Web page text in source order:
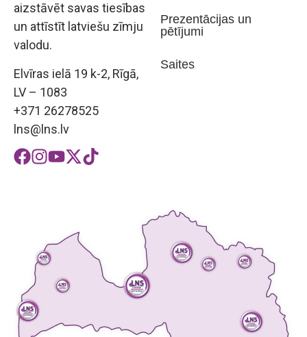
aizstāvēt savas tiesības
un attīstīt latviešu zīmju
valodu.
Elvīras ielā 19 k-2, Rīgā,
LV – 1083
+371 26278525
lns@lns.lv
Prezentācijas un
pētījumi
Saites